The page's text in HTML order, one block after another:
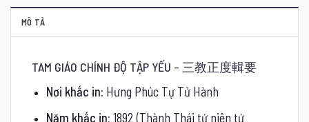
MÔ TẢ
TAM GIÁO CHÍNH ĐỘ TẬP YẾU – 三教正度輯要
Nơi khắc in: Hưng Phúc Tự Tử Hành
Năm khắc in: 1892 (Thành Thái tứ niên tứ